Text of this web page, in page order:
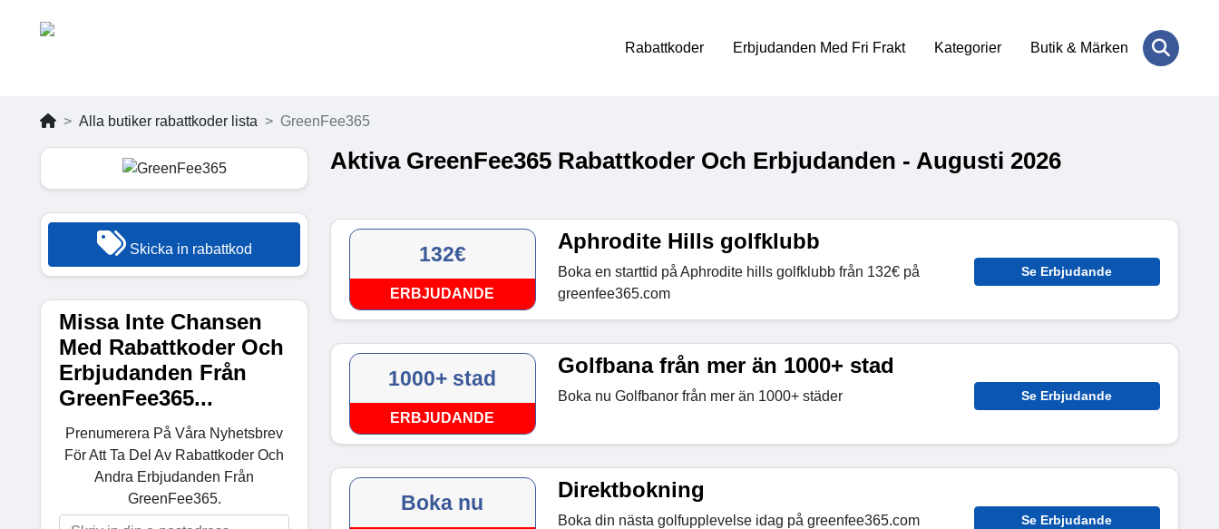
Rabattkoder Erbjudanden Med Fri Frakt Kategorier Butik & Märken
Alla butiker rabattkoder lista GreenFee365
Skicka in rabattkod
Missa Inte Chansen
Med Rabattkoder Och
Erbjudanden Från
GreenFee365...
Prenumerera På Våra Nyhetsbrev
För Att Ta Del Av Rabattkoder Och
Andra Erbjudanden Från
GreenFee365.
Aktiva GreenFee365 Rabattkoder Och Erbjudanden - Augusti 2026
132€
ERBJUDANDE
Aphrodite Hills golfklubb
Boka en starttid på Aphrodite hills golfklubb från 132€ på
greenfee365.com
Se Erbjudande
1000+ stad
ERBJUDANDE
Golfbana från mer än 1000+ stad
Boka nu Golfbanor från mer än 1000+ städer Se Erbjudande
Boka nu
Direktbokning
Boka din nästa golfupplevelse idag på greenfee365.com Se Erbjudande